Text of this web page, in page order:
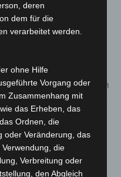
und operativen
betont Professor
Ziel: den 50.
Holger. Im Herbst feiern
das vor einem Jahr
deren
dem für die
verarbeitet werden.
ohne Hilfe
Vorgang oder
Zusammenhang mit
das Erheben, das
Ordnen, die
oder Veränderung, das
die
Verbreitung oder
den Abgleich